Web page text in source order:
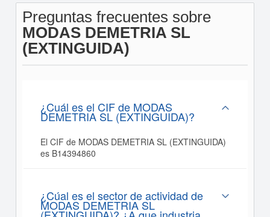
Preguntas frecuentes sobre
MODAS DEMETRIA SL
(EXTINGUIDA)
¿Cuál es el CIF de MODAS
DEMETRIA SL (EXTINGUIDA)?
El CIF de MODAS DEMETRIA SL (EXTINGUIDA)
es B14394860
¿Cúal es el sector de actividad de
MODAS DEMETRIA SL